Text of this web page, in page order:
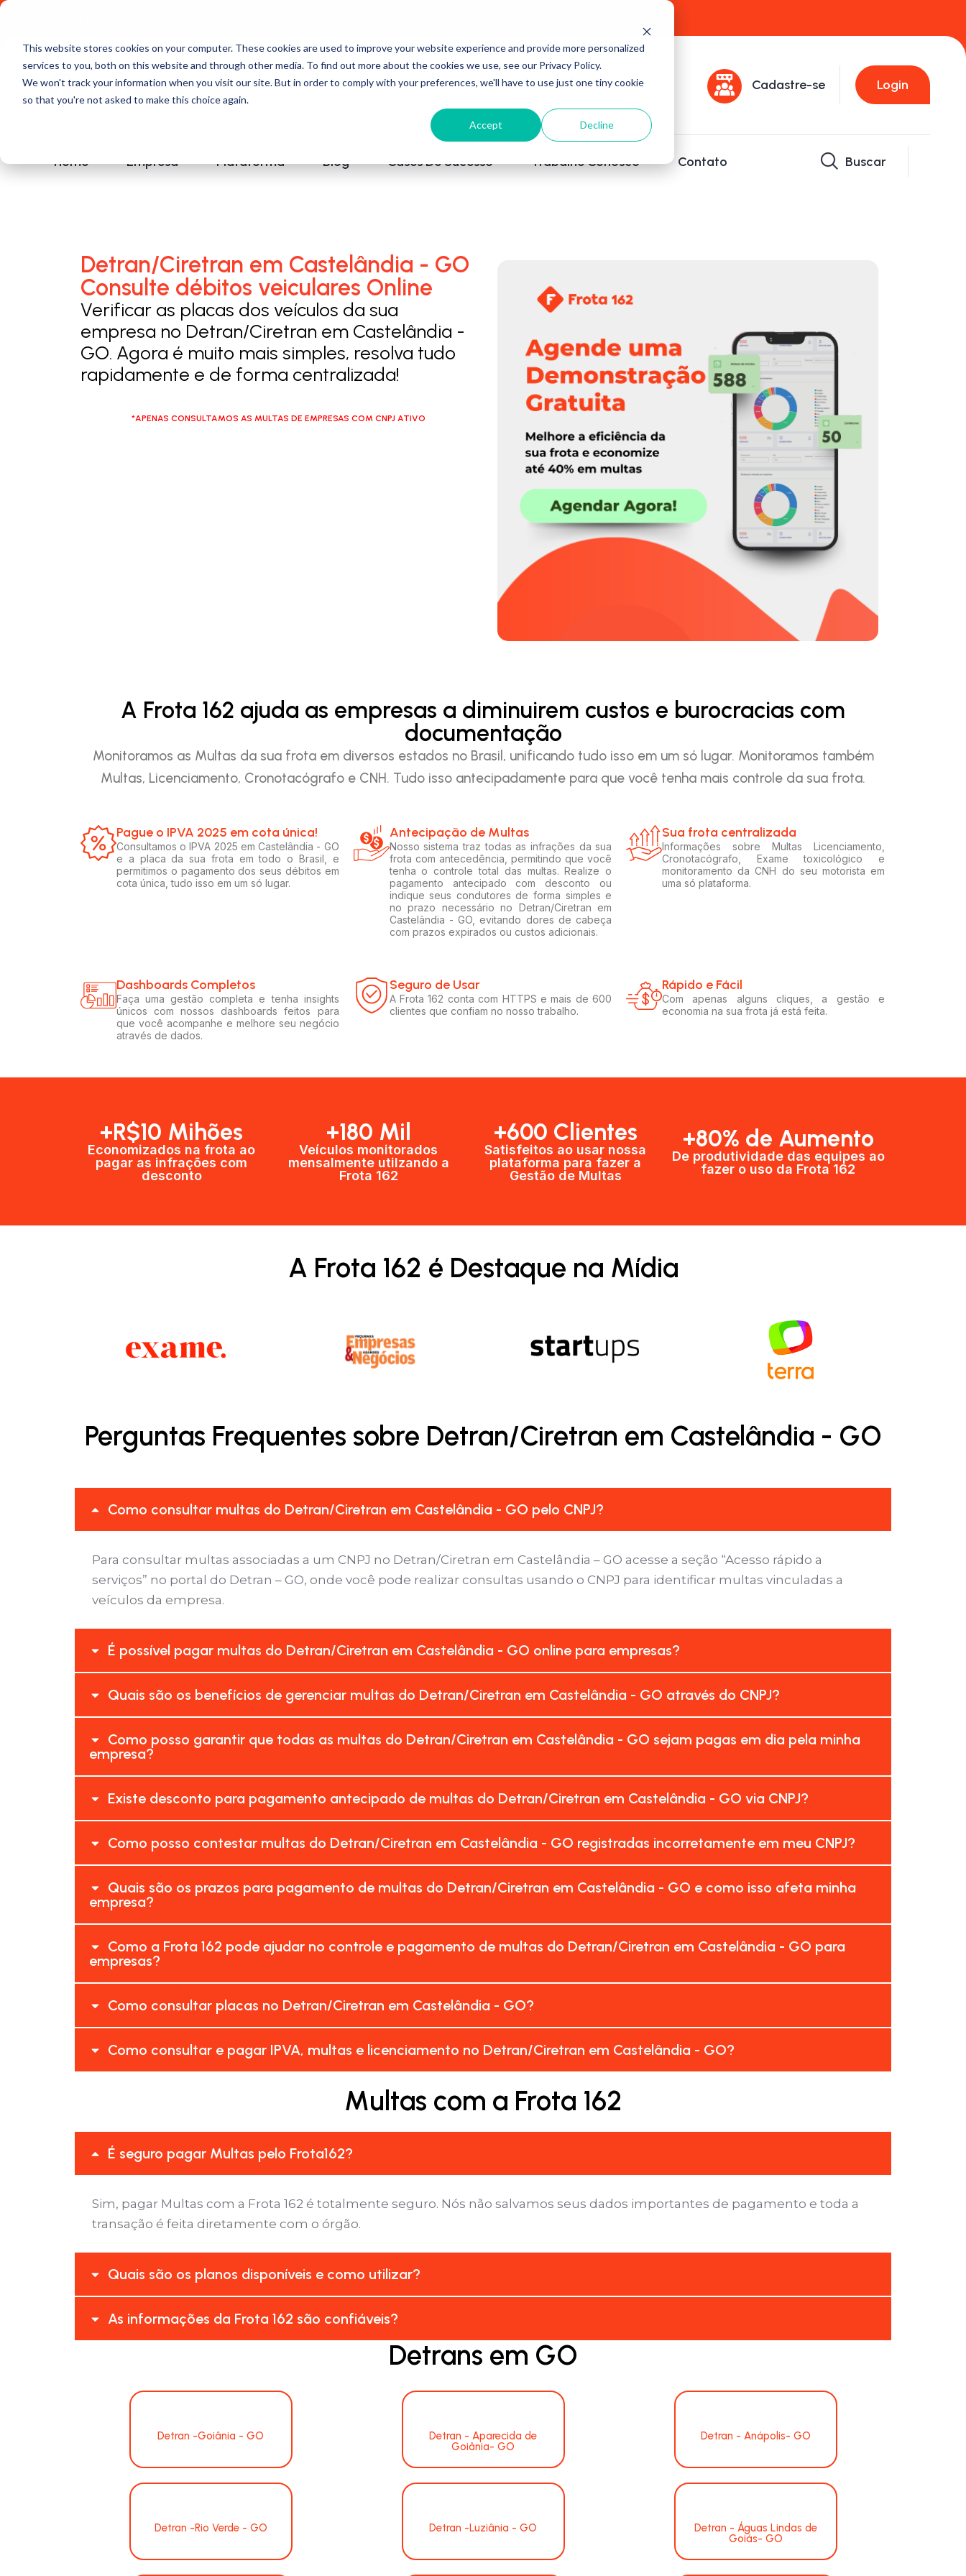
This website stores cookies on your computer. These cookies are used to improve your website experience and provide more personalized
services to you, both on this website and through other media. To find out more about the cookies we use, see our Privacy Policy.
We won't track your information when you visit our site. But in order to comply with your preferences, we'll have to use just one tiny cookie
so that you're not asked to make this choice again.
Accept Decline
Cadastre-se Login
Home Empresa Plataforma Blog Cases De Sucesso Trabalhe Conosco Contato Buscar
Detran/Ciretran em Castelândia - GO
Consulte débitos veiculares Online
Verificar as placas dos veículos da sua
empresa no Detran/Ciretran em Castelândia -
GO. Agora é muito mais simples, resolva tudo
rapidamente e de forma centralizada!
*APENAS CONSULTAMOS AS MULTAS DE EMPRESAS COM CNPJ ATIVO
A Frota 162 ajuda as empresas a diminuirem custos e burocracias com
documentação
Monitoramos as Multas da sua frota em diversos estados no Brasil, unificando tudo isso em um só lugar. Monitoramos também
Multas, Licenciamento, Cronotacógrafo e CNH. Tudo isso antecipadamente para que você tenha mais controle da sua frota.
Pague o IPVA 2025 em cota única!​
Consultamos o IPVA 2025 em Castelândia - GO
e a placa da sua frota em todo o Brasil, e
permitimos o pagamento dos seus débitos em
cota única, tudo isso em um só lugar.
Antecipação de Multas
Nosso sistema traz todas as infrações da sua
frota com antecedência, permitindo que você
tenha o controle total das multas. Realize o
pagamento antecipado com desconto ou
indique seus condutores de forma simples e
no prazo necessário no Detran/Ciretran em
Castelândia - GO, evitando dores de cabeça
com prazos expirados ou custos adicionais.
Sua frota centralizada​
Informações sobre Multas Licenciamento,
Cronotacógrafo, Exame toxicológico e
monitoramento da CNH do seu motorista em
uma só plataforma.
Dashboards Completos​​
Faça uma gestão completa e tenha insights
únicos com nossos dashboards feitos para
que você acompanhe e melhore seu negócio
através de dados.
Seguro de Usar​
A Frota 162 conta com HTTPS e mais de 600
clientes que confiam no nosso trabalho.
Rápido e Fácil​
Com apenas alguns cliques, a gestão e
economia na sua frota já está feita.
+R$10 Mihões
Economizados na frota ao
pagar as infrações com
desconto
+180 Mil
Veículos monitorados
mensalmente utilzando a
Frota 162
+600 Clientes​
Satisfeitos ao usar nossa
plataforma para fazer a
Gestão de Multas​
+80% de Aumento
De produtividade das equipes ao
fazer o uso da Frota 162​
A Frota 162 é Destaque na Mídia
Perguntas Frequentes sobre Detran/Ciretran em Castelândia - GO
Como consultar multas do Detran/Ciretran em Castelândia - GO pelo CNPJ?
Para consultar multas associadas a um CNPJ no Detran/Ciretran em Castelândia – GO acesse a seção “Acesso rápido a
serviços” no portal do Detran – GO, onde você pode realizar consultas usando o CNPJ para identificar multas vinculadas a
veículos da empresa.
É possível pagar multas do Detran/Ciretran em Castelândia - GO online para empresas?
Quais são os benefícios de gerenciar multas do Detran/Ciretran em Castelândia - GO através do CNPJ?
Como posso garantir que todas as multas do Detran/Ciretran em Castelândia - GO sejam pagas em dia pela minha
empresa?
Existe desconto para pagamento antecipado de multas do Detran/Ciretran em Castelândia - GO via CNPJ?
Como posso contestar multas do Detran/Ciretran em Castelândia - GO registradas incorretamente em meu CNPJ?
Quais são os prazos para pagamento de multas do Detran/Ciretran em Castelândia - GO e como isso afeta minha
empresa?
Como a Frota 162 pode ajudar no controle e pagamento de multas do Detran/Ciretran em Castelândia - GO para
empresas?
Como consultar placas no Detran/Ciretran em Castelândia - GO?
Como consultar e pagar IPVA, multas e licenciamento no Detran/Ciretran em Castelândia - GO?
Multas com a Frota 162
É seguro pagar Multas pelo Frota162?
Sim, pagar Multas com a Frota 162 é totalmente seguro. Nós não salvamos seus dados importantes de pagamento e toda a
transação é feita diretamente com o órgão.
Quais são os planos disponíveis e como utilizar?
As informações da Frota 162 são confiáveis?
Detrans em GO
Detran -Goiânia - GO
Detran - Aparecida de
Goiânia- GO
Detran - Anápolis- GO
Detran -Rio Verde - GO Detran -Luziânia - GO
Detran - Águas Lindas de
Goiás- GO